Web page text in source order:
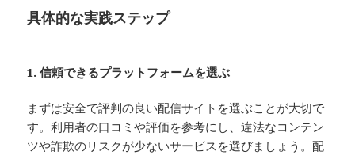
具体的な実践ステップ
1. 信頼できるプラットフォームを選ぶ
まずは安全で評判の良い配信サイトを選ぶことが大切で
す。利用者の口コミや評価を参考にし、違法なコンテン
ツや詐欺のリスクが少ないサービスを選びましょう。配